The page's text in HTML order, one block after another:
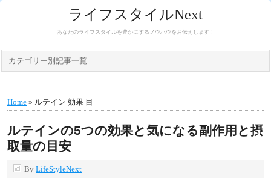
ライフスタイルNext
あなたのライフスタイルを豊かにするノウハウをお伝えします！
カテゴリー別記事一覧
Home » ルテイン 効果 目
ルテインの5つの効果と気になる副作用と摂
取量の目安
By LifeStyleNext